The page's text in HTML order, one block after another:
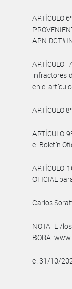
ARTÍCULO
APN-
infractores
en el
ARTÍCULO
ARTÍCULO
el Boletín
ARTÍCULO
OFICIAL
Carlos
NOTA: El/
BORA -
e. 31/10/